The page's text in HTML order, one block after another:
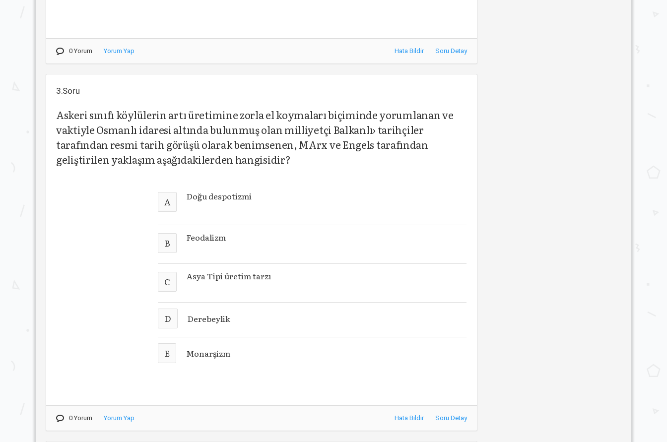
0 Yorum Yorum Yap Hata Bildir Soru Detay
3.Soru
Askeri sınıfı köylülerin artı üretimine zorla el koymaları biçiminde yorumlanan ve
vaktiyle Osmanlı idaresi altında bulunmuş olan milliyetçi Balkanlı› tarihçiler
tarafından resmi tarih görüşü olarak benimsenen, MArx ve Engels tarafından
geliştirilen yaklaşım aşağıdakilerden hangisidir?
A Doğu despotizmi
B Feodalizm
C Asya Tipi üretim tarzı
D Derebeylik
E Monarşizm
0 Yorum Yorum Yap Hata Bildir Soru Detay